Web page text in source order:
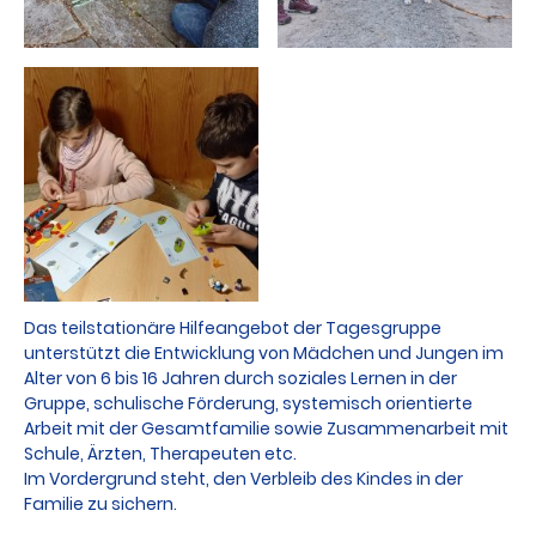
Das teilstationäre Hilfeangebot der Tagesgruppe
unterstützt die Entwicklung von Mädchen und Jungen im
Alter von 6 bis 16 Jahren durch soziales Lernen in der
Gruppe, schulische Förderung, systemisch orientierte
Arbeit mit der Gesamtfamilie sowie Zusammenarbeit mit
Schule, Ärzten, Therapeuten etc.
Im Vordergrund steht, den Verbleib des Kindes in der
Familie zu sichern.